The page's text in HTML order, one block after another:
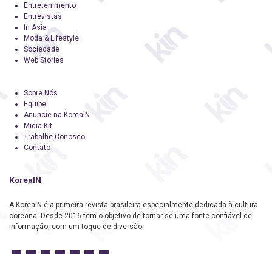
Entretenimento
Entrevistas
In Asia
Moda & Lifestyle
Sociedade
Web Stories
Sobre Nós
Equipe
Anuncie na KoreaIN
Midia Kit
Trabalhe Conosco
Contato
KoreaIN
A KoreaIN é a primeira revista brasileira especialmente dedicada à cultura
coreana. Desde 2016 tem o objetivo de tornar-se uma fonte confiável de
informação, com um toque de diversão.